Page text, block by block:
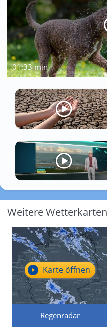
01:33 min
Weitere Wetterkarten
Regenradar
Karte öffnen